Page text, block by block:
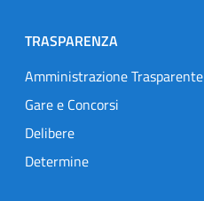
TRASPARENZA
Amministrazione Trasparente
Gare e Concorsi
Delibere
Determine